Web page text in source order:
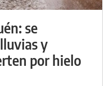
se
y
por hielo